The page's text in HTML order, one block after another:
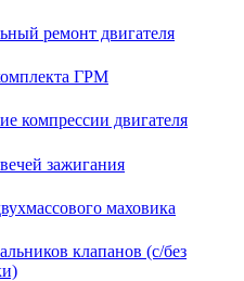
ремонт двигателя
ГРМ
компрессии двигателя
зажигания
маховика
клапанов (с/без